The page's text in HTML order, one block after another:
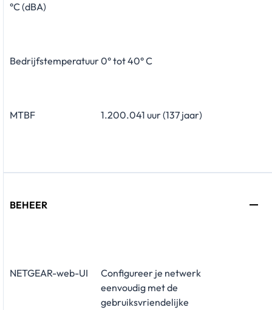
°C (dBA)
Bedrijfstemperatuur0° tot 40° C
MTBF 1.200.041 uur (137 jaar)
BEHEER
NETGEAR-web-UI
Configureer je netwerk
eenvoudig met de
gebruiksvriendelijke